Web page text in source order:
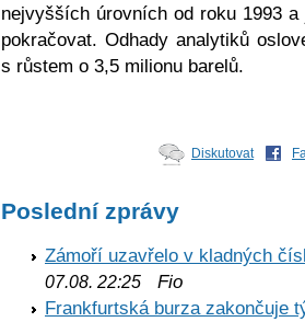
nejvyšších úrovních od roku 1993
pokračovat. Odhady analytiků
s růstem o 3,5 milionu barelů.
Diskutovat
Poslední zprávy
Zámoří uzavřelo v kladných
07.08. 22:25 Fio
Frankfurtská burza zakončuje